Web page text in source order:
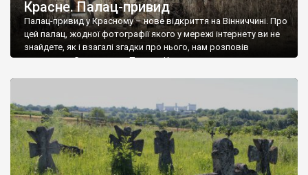
Красне. Палац-привид
Палац-привид у Красному – нове відкриття на Вінниччині. Про
цей палац, жодної фотографії якого у мережі інтернету ви не
знайдете, як і взагалі згадки про нього, нам розповів
мешканець Самгородка. Палац у Красному вразив не лише